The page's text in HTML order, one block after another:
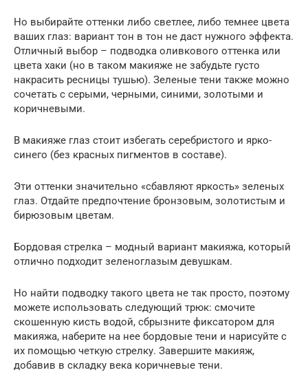
Но выбирайте оттенки либо светлее, либо темнее цвета
ваших глаз: вариант тон в тон не даст нужного эффекта.
Отличный выбор – подводка оливкового оттенка или
цвета хаки (но в таком макияже не забудьте густо
накрасить ресницы тушью). Зеленые тени также можно
сочетать с серыми, черными, синими, золотыми и
коричневыми.
В макияже глаз стоит избегать серебристого и ярко-
синего (без красных пигментов в составе).
Эти оттенки значительно «сбавляют яркость» зеленых
глаз. Отдайте предпочтение бронзовым, золотистым и
бирюзовым цветам.
Бордовая стрелка – модный вариант макияжа, который
отлично подходит зеленоглазым девушкам.
Но найти подводку такого цвета не так просто, поэтому
можете использовать следующий трюк: смочите
скошенную кисть водой, сбрызните фиксатором для
макияжа, наберите на нее бордовые тени и нарисуйте с
их помощью четкую стрелку. Завершите макияж,
добавив в складку века коричневые тени.